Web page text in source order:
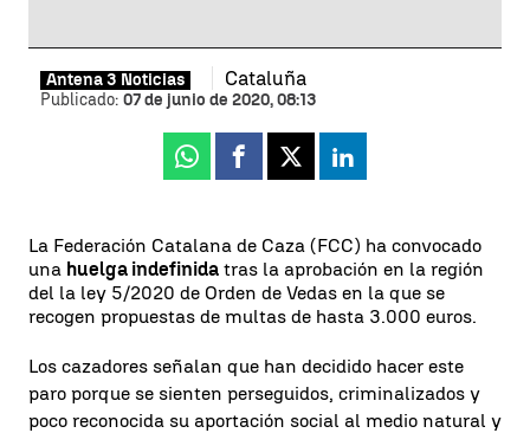
Antena 3 Noticias Cataluña
Publicado: 07 de junio de 2020, 08:13
Whatsapp
Facebook
X Linkedin
La Federación Catalana de Caza (FCC) ha convocado
una huelga indefinida tras la aprobación en la región
del la ley 5/2020 de Orden de Vedas en la que se
recogen propuestas de multas de hasta 3.000 euros.
Los cazadores señalan que han decidido hacer este
paro porque se sienten perseguidos, criminalizados y
poco reconocida su aportación social al medio natural y